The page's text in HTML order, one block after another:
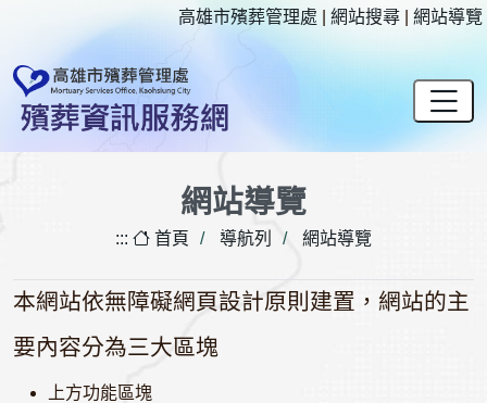
高雄市殯葬管理處 網站搜尋 網站導覽
網站導覽
::: 首頁 導航列 網站導覽
本網站依無障礙網頁設計原則建置，網站的主
要內容分為三大區塊
上方功能區塊